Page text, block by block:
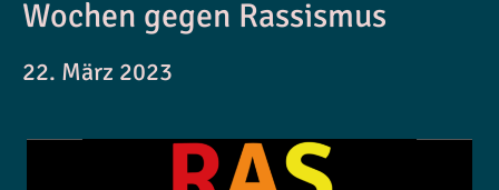
Wochen gegen Rassismus
22. März 2023